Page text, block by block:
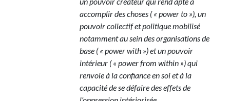
accomplir des choses ( « power to »), un
pouvoir collectif et politique mobilisé
notamment au sein des organisations de
base ( « power with ») et un pouvoir
intérieur ( « power from within ») qui
renvoie à la confiance en soi et à la
capacité de se défaire des effets de